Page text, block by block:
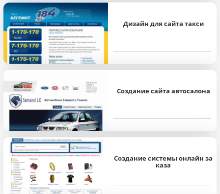
Дизайн для сайта такси
Создание сайта автосалона
Создание системы онлайн за
каза